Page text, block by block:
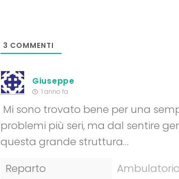
3 COMMENTI
Giuseppe
1 anno fa
Mi sono trovato bene per una
problemi più seri, ma dal sentire
questa grande struttura…
Reparto
Ambulatorio